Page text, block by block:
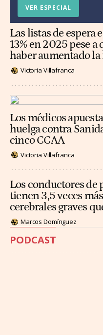
VER ESPECIAL
Las listas de espera
13% en 2025 pese a
haber aumentado
Victoria Villafranca
Los médicos
huelga contra
cinco CCAA
Victoria Villafranca
Los conductores de
tienen 3,5 veces
cerebrales graves
Marcos Domínguez
PODCAST